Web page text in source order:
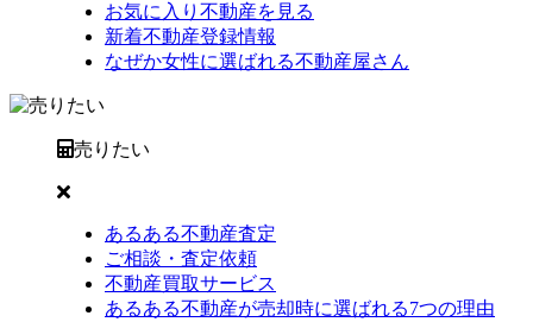
お気に入り不動産を見る
新着不動産登録情報
なぜか女性に選ばれる不動産屋さん
売りたい
あるある不動産査定
ご相談・査定依頼
不動産買取サービス
あるある不動産が売却時に選ばれる7つの理由